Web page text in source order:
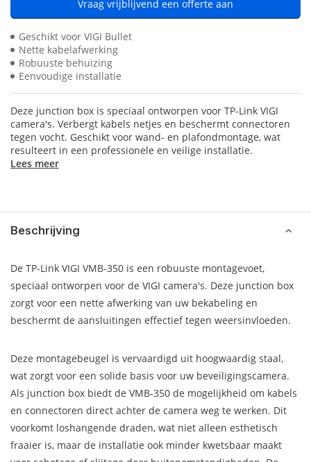
Vraag vrijblijvend een offerte aan
Geschikt voor VIGI Bullet
Nette kabelafwerking
Robuuste behuizing
Eenvoudige installatie
Deze junction box is speciaal ontworpen voor TP-Link VIGI
camera's. Verbergt kabels netjes en beschermt connectoren
tegen vocht. Geschikt voor wand- en plafondmontage, wat
resulteert in een professionele en veilige installatie.
Lees meer
Beschrijving
De TP-Link VIGI VMB-350 is een robuuste montagevoet,
speciaal ontworpen voor de VIGI camera's. Deze junction box
zorgt voor een nette afwerking van uw bekabeling en
beschermt de aansluitingen effectief tegen weersinvloeden.
Deze montagebeugel is vervaardigd uit hoogwaardig staal,
wat zorgt voor een solide basis voor uw beveiligingscamera.
Als junction box biedt de VMB-350 de mogelijkheid om kabels
en connectoren direct achter de camera weg te werken. Dit
voorkomt loshangende draden, wat niet alleen esthetisch
fraaier is, maar de installatie ook minder kwetsbaar maakt